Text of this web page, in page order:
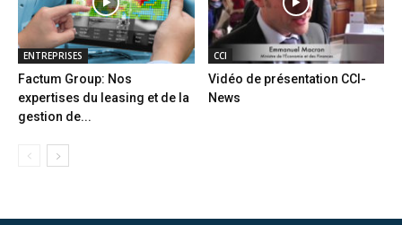
ENTREPRISES
Factum Group: Nos
expertises du leasing et de la
gestion de...
CCI
Vidéo de présentation CCI-
News